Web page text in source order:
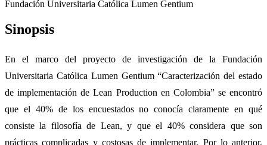
Fundación Universitaria Católica Lumen Gentium
Sinopsis
En el marco del proyecto de investigación de la Fundación
Universitaria Católica Lumen Gentium “Caracterización del estado
de implementación de Lean Production en Colombia” se encontró
que el 40% de los encuestados no conocía claramente en qué
consiste la filosofía de Lean, y que el 40% considera que son
prácticas complicadas y costosas de implementar. Por lo anterior,